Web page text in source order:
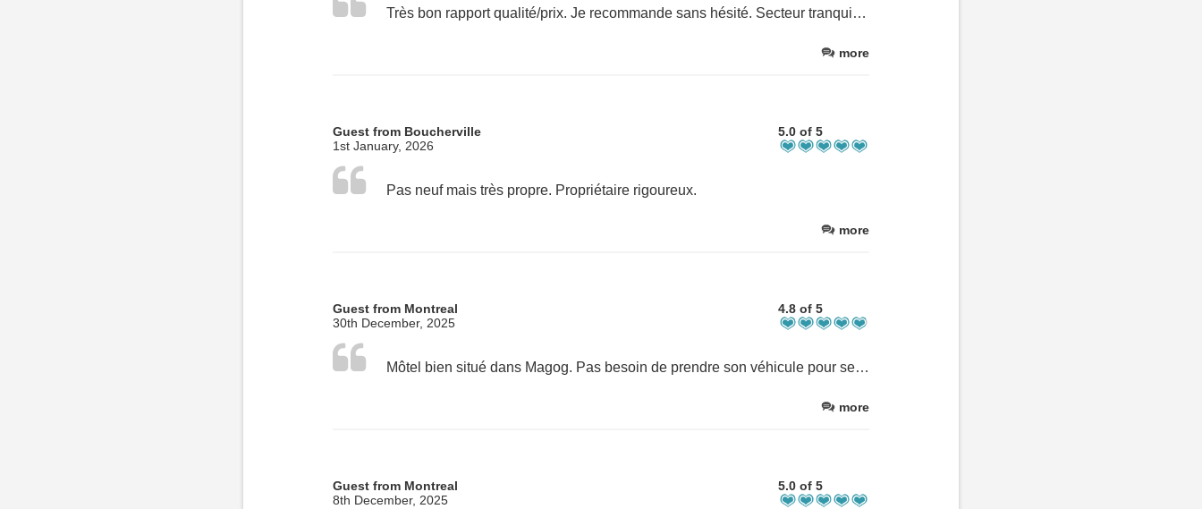
Très bon rapport qualité/prix. Je recommande sans hésité. Secteur tranquille et bien situé.
more
Guest from Boucherville
1st January, 2026
5.0 of 5
Pas neuf mais très propre. Propriétaire rigoureux.
more
Guest from Montreal
30th December, 2025
4.8 of 5
Môtel bien situé dans Magog. Pas besoin de prendre son véhicule pour se déplacer.
more
Guest from Montreal
8th December, 2025
5.0 of 5